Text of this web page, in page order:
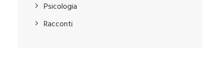
Psicologia
Racconti